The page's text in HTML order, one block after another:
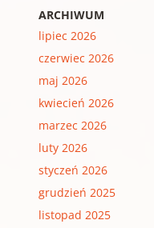
ARCHIWUM
lipiec 2026
czerwiec 2026
maj 2026
kwiecień 2026
marzec 2026
luty 2026
styczeń 2026
grudzień 2025
listopad 2025